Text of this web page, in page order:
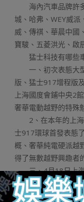
海內汽車品牌許多
城、哈弗、WEY威
威、傳祺、華晨中國
寶駿、五菱洪光、啟
猛士科技有哪些
一、初次表態大型
版、猛士917增程版
上海國度會鋪中央2
奢華電動越野的特殊
2、在本年的上海
士917環球首發表態
概、奢華純電硬派越
得了無數越野興趣者
三、4月18日上海
首款車型猛士917于
預售價錢區間為70萬-